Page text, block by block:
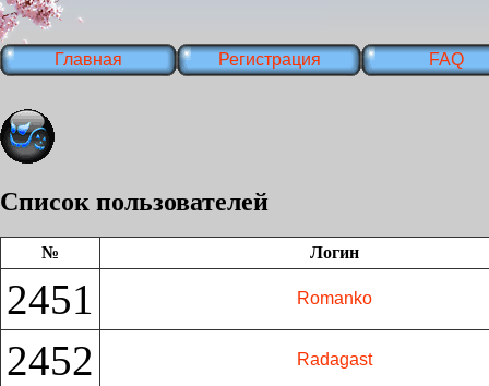
Главная Регистрация FAQ
Список пользователей
№ Логин
2451 Romanko
2452 Radagast